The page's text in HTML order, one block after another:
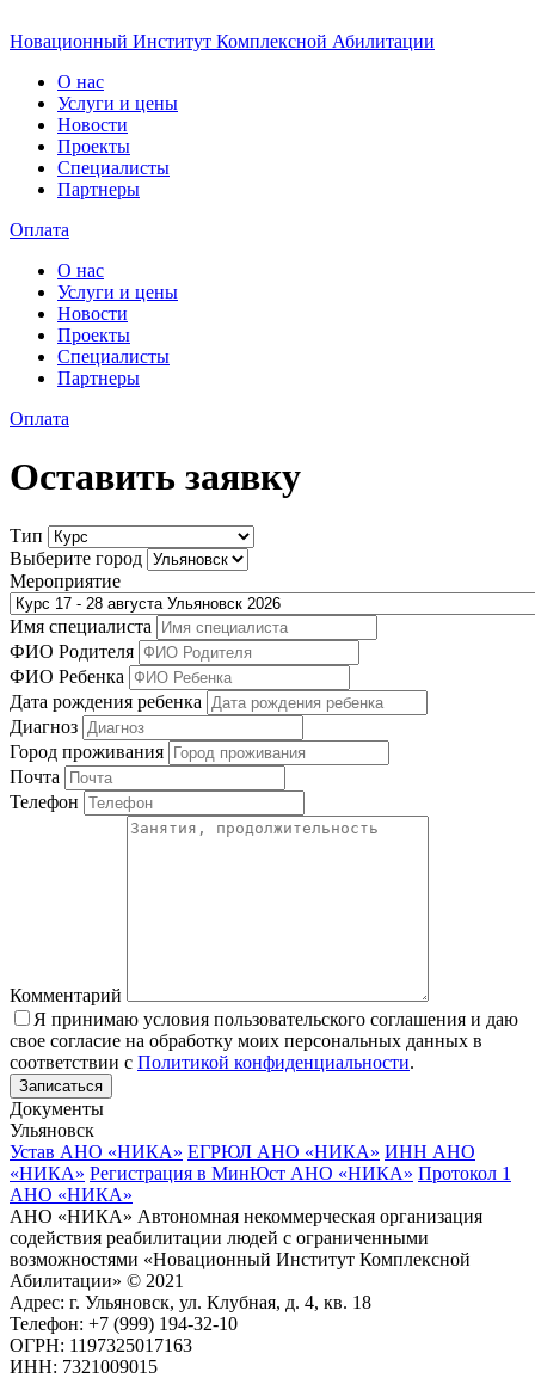
Новационный Институт Комплексной Абилитации
О нас
Услуги и цены
Новости
Проекты
Специалисты
Партнеры
Оплата
О нас
Услуги и цены
Новости
Проекты
Специалисты
Партнеры
Оплата
Оставить заявку
Тип
Выберите город
Мероприятие
Имя специалиста
ФИО Родителя
ФИО Ребенка
Дата рождения ребенка
Диагноз
Город проживания
Почта
Телефон
Комментарий
Я принимаю условия пользовательского соглашения и даю
свое согласие на обработку моих персональных данных в
соответствии с Политикой конфиденциальности.
Записаться
Документы
Ульяновск
Устав АНО «НИКА» ЕГРЮЛ АНО «НИКА» ИНН АНО
«НИКА» Регистрация в МинЮст АНО «НИКА» Протокол 1
АНО «НИКА»
АНО «НИКА» Автономная некоммерческая организация
содействия реабилитации людей с ограниченными
возможностями «Новационный Институт Комплексной
Абилитации» © 2021
Адрес: г. Ульяновск, ул. Клубная, д. 4, кв. 18
Телефон: +7 (999) 194-32-10
ОГРН: 1197325017163
ИНН: 7321009015